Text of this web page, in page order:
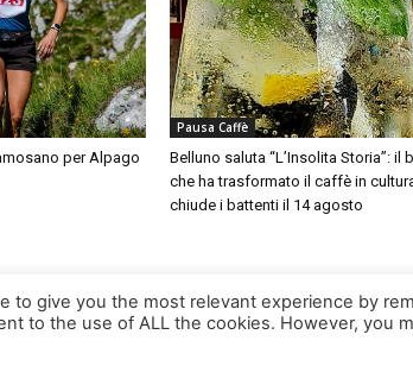
per Alpago
Pausa Caffè
Belluno saluta “L’Insolita Storia”: il
che ha trasformato il caffè in
chiude i battenti il 14 agosto
to give you the most relevant experience by
to the use of ALL the cookies. However, you